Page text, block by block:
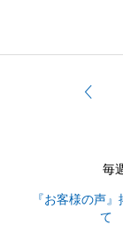
お困りの事が
ませ。
前
毎
『お客様の声
て